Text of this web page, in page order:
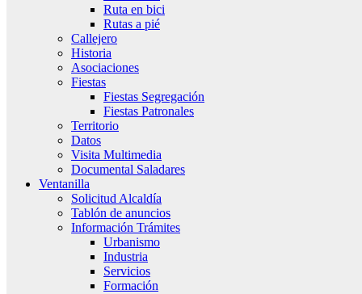
Ruta en bici
Rutas a pié
Callejero
Historia
Asociaciones
Fiestas
Fiestas Segregación
Fiestas Patronales
Territorio
Datos
Visita Multimedia
Documental Saladares
Ventanilla
Solicitud Alcaldía
Tablón de anuncios
Información Trámites
Urbanismo
Industria
Servicios
Formación